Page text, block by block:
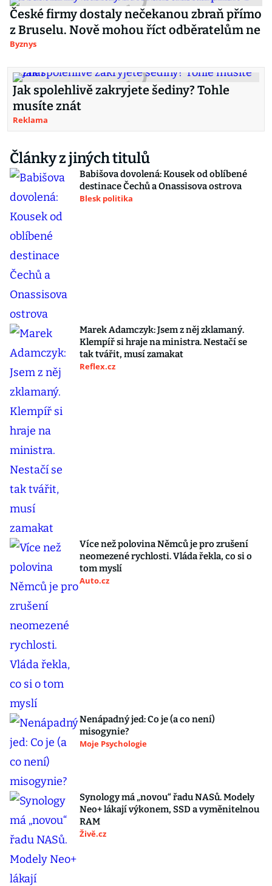
České firmy dostaly nečekanou zbraň přímo
z Bruselu. Nově mohou říct odběratelům ne
Byznys
Jak spolehlivě zakryjete šediny? Tohle
musíte znát
Reklama
Články z jiných titulů
Babišova dovolená: Kousek od oblíbené
destinace Čechů a Onassisova ostrova
Blesk politika
Marek Adamczyk: Jsem z něj zklamaný.
Klempíř si hraje na ministra. Nestačí se
tak tvářit, musí zamakat
Reflex.cz
Více než polovina Němců je pro zrušení
neomezené rychlosti. Vláda řekla, co si o
tom myslí
Auto.cz
Nenápadný jed: Co je (a co není)
misogynie?
Moje Psychologie
Synology má „novou“ řadu NASů. Modely
Neo+ lákají výkonem, SSD a vyměnitelnou
RAM
Živě.cz